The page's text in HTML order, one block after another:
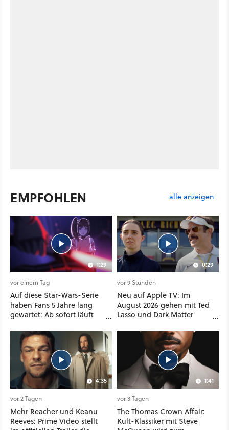
EMPFOHLEN alle anzeigen
1:29
vor einem Tag
Auf diese Star-Wars-Serie
haben Fans 5 Jahre lang
gewartet: Ab sofort läuft
Disney Plus
0:29
vor 9 Stunden
Neu auf Apple TV: Im
August 2026 gehen mit Ted
Lasso und Dark Matter
Highlights weiter
4:35
vor 2 Tagen
Mehr Reacher und Keanu
Reeves: Prime Video stellt
1:41
vor 3 Tagen
The Thomas Crown Affair:
Kult-Klassiker mit Steve